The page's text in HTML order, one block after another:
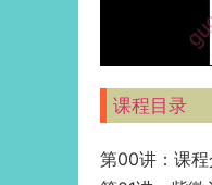
课程目录
第00讲：课